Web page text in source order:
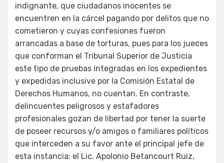
indignante, que ciudadanos inocentes se
encuentren en la cárcel pagando por delitos que no
cometieron y cuyas confesiones fueron
arrancadas a base de torturas, pues para los jueces
que conforman el Tribunal Superior de Justicia
este tipo de pruebas integradas en los expedientes
y expedidas inclusive por la Comisión Estatal de
Derechos Humanos, no cuentan. En contraste,
delincuentes peligrosos y estafadores
profesionales gozan de libertad por tener la suerte
de poseer recursos y/o amigos o familiares políticos
que interceden a su favor ante el principal jefe de
esta instancia: el Lic. Apolonio Betancourt Ruiz,